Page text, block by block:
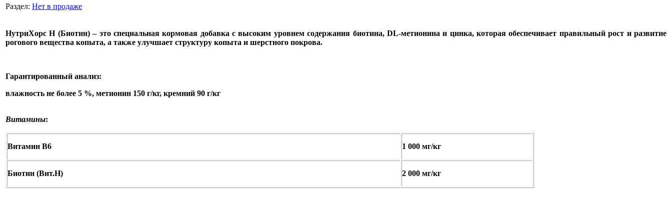
Раздел: Нет в продаже
НутриХорс Н (Биотин)– это специальная кормовая добавка с высоким уровнем содержания биотина, DL-метионина и цинка, которая обеспечивает правильный рост и развитие
рогового вещества копыта, а также улучшает структуру копыта и шерстного покрова.
Гарантированный анализ:
влажность не более 5 %, метионин 150 г/кг, кремний 90 г/кг
Витамины:
Витамин В6 1 000 мг/кг
Биотин (Вит.Н) 2 000 мг/кг